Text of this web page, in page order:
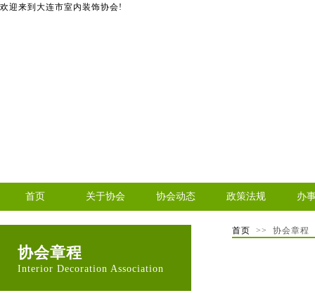
欢迎来到大连市室内装饰协会!
首页 关于协会 协会动态 政策法规 办
协会章程
Interior Decoration Association
首页 >> 协会章程